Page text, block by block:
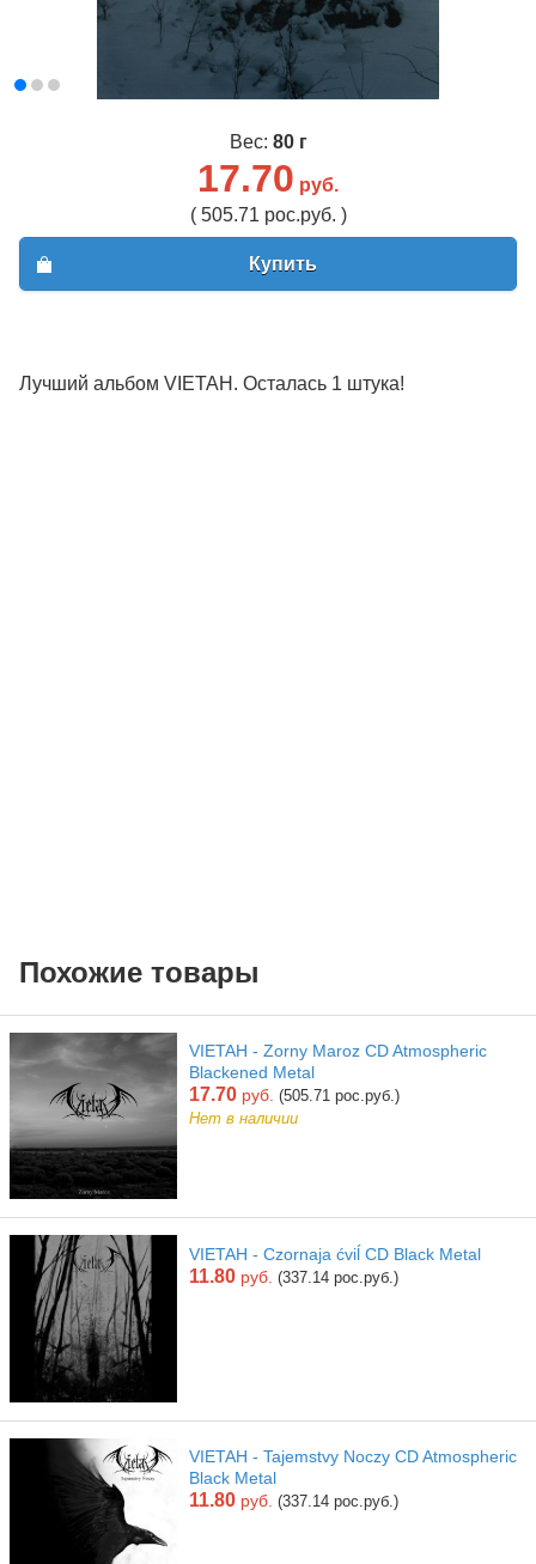
Вес: 80 г
17.70 руб.
( 505.71 рос.руб. )
Купить
Лучший альбом VIETAH. Осталась 1 штука!
Похожие товары
VIETAH - Zorny Maroz CD Atmospheric
Blackened Metal
17.70 руб. (505.71 рос.руб.)
Нет в наличии
VIETAH - Czornaja ćviĺ CD Black Metal
11.80 руб. (337.14 рос.руб.)
VIETAH - Tajemstvy Noczy CD Atmospheric
Black Metal
11.80 руб. (337.14 рос.руб.)